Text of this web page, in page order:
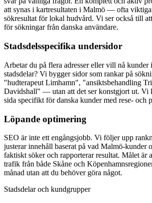
att synas i kartresultaten i Malmö — ofta
sökresultat för lokal hudvård. Vi ser också till
för sökningar från danska användare.
Stadsdelsspecifika undersidor
Arbetar du på flera adresser eller vill nå kunder
stadsdelar? Vi bygger sidor som rankar på
"hudterapeut Limhamn", "ansiktsbehandling
Davidshall" — utan att det ser konstgjort ut. Vi
sida specifikt för danska kunder med rese- och
Löpande optimering
SEO är inte ett engångsjobb. Vi följer upp
justerar innehåll baserat på vad Malmö-kunder
faktiskt söker och rapporterar resultat. Målet är
trafik från både Skåne och
månad utan att du behöver göra något.
Stadsdelar och kundgrupper